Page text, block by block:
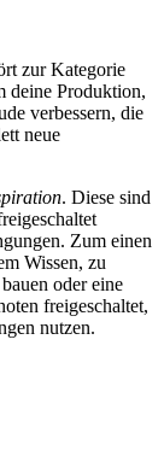
zur Kategorie
deine Produktion,
verbessern, die
neue
. Diese sind
Zum einen
Wissen, zu
oder eine
freigeschaltet,
nutzen.